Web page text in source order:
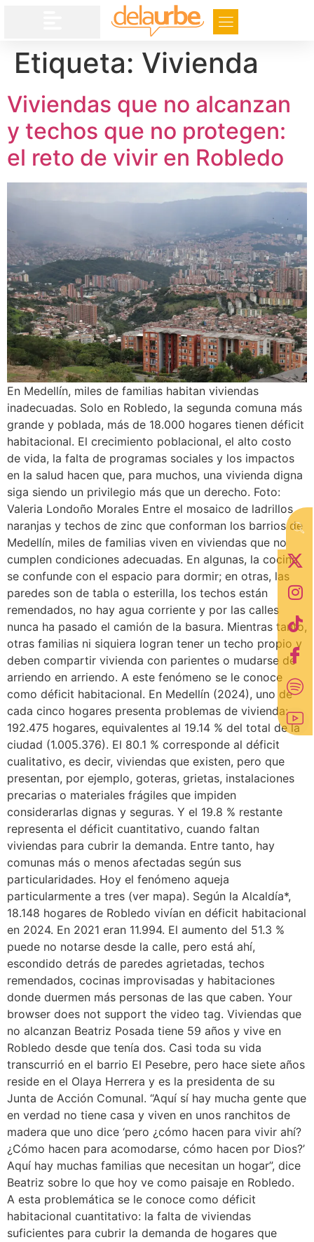
Etiqueta: Vivienda
Viviendas que no alcanzan
y techos que no protegen:
el reto de vivir en Robledo
En Medellín, miles de familias habitan viviendas
inadecuadas. Solo en Robledo, la segunda comuna más
grande y poblada, más de 18.000 hogares tienen déficit
habitacional. El crecimiento poblacional, el alto costo
de vida, la falta de programas sociales y los impactos
en la salud hacen que, para muchos, una vivienda digna
siga siendo un privilegio más que un derecho. Foto:
Valeria Londoño Morales Entre el mosaico de ladrillos
naranjas y techos de zinc que conforman los barrios de
Medellín, miles de familias viven en viviendas que no
cumplen condiciones adecuadas. En algunas, la cocina
se confunde con el espacio para dormir; en otras, las
paredes son de tabla o esterilla, los techos están
remendados, no hay agua corriente y por las calles
nunca ha pasado el camión de la basura. Mientras tanto,
otras familias ni siquiera logran tener un techo propio y
deben compartir vivienda con parientes o mudarse de
arriendo en arriendo. A este fenómeno se le conoce
como déficit habitacional. En Medellín (2024), uno de
cada cinco hogares presenta problemas de vivienda:
192.475 hogares, equivalentes al 19.14 % del total de la
ciudad (1.005.376). El 80.1 % corresponde al déficit
cualitativo, es decir, viviendas que existen, pero que
presentan, por ejemplo, goteras, grietas, instalaciones
precarias o materiales frágiles que impiden
considerarlas dignas y seguras. Y el 19.8 % restante
representa el déficit cuantitativo, cuando faltan
viviendas para cubrir la demanda. Entre tanto, hay
comunas más o menos afectadas según sus
particularidades. Hoy el fenómeno aqueja
particularmente a tres (ver mapa). Según la Alcaldía*,
18.148 hogares de Robledo vivían en déficit habitacional
en 2024. En 2021 eran 11.994. El aumento del 51.3 %
puede no notarse desde la calle, pero está ahí,
escondido detrás de paredes agrietadas, techos
remendados, cocinas improvisadas y habitaciones
donde duermen más personas de las que caben. Your
browser does not support the video tag. Viviendas que
no alcanzan Beatriz Posada tiene 59 años y vive en
Robledo desde que tenía dos. Casi toda su vida
transcurrió en el barrio El Pesebre, pero hace siete años
reside en el Olaya Herrera y es la presidenta de su
Junta de Acción Comunal. “Aquí sí hay mucha gente que
en verdad no tiene casa y viven en unos ranchitos de
madera que uno dice ‘pero ¿cómo hacen para vivir ahí?
¿Cómo hacen para acomodarse, cómo hacen por Dios?’
Aquí hay muchas familias que necesitan un hogar”, dice
Beatriz sobre lo que hoy ve como paisaje en Robledo.
A esta problemática se le conoce como déficit
habitacional cuantitativo: la falta de viviendas
suficientes para cubrir la demanda de hogares que